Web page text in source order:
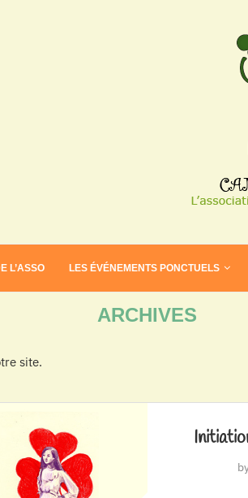
L’ASSO LES ÉVÉNEMENTS PONCTUELS
ARCHIVES
site.